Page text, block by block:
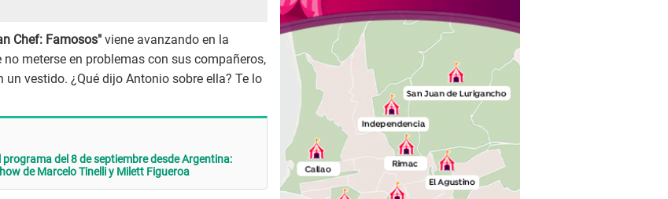
Chef: Famosos" viene avanzando en la
meterse en problemas con sus compañeros,
vestido. ¿Qué dijo Antonio sobre ella? Te lo
del 8 de septiembre desde Argentina:
de Marcelo Tinelli y Milett Figueroa